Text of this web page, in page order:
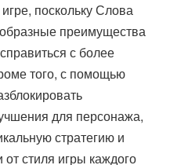
поскольку Слова
преимущества
с более
того, с помощью
для персонажа,
стратегию и
от стиля игры каждого